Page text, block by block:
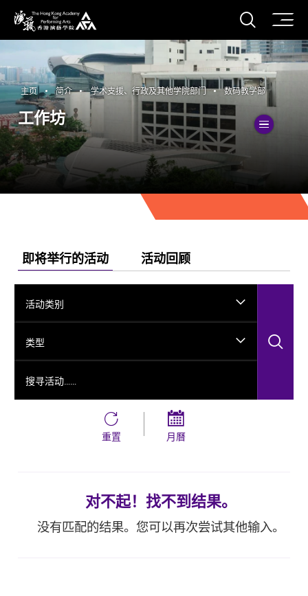
香港演艺学院
打开
主页 简介 学术支援、行政及其他学院部门 数码教学部
工作坊
切
即将举行的活动 活动回顾
活动类别
类型
重置 月曆
对不起！找不到结果。
没有匹配的结果。您可以再次尝试其他输入。